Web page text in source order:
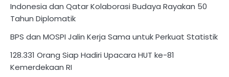
Indonesia dan Qatar Kolaborasi Budaya Rayakan 50
Tahun Diplomatik
BPS dan MOSPI Jalin Kerja Sama untuk Perkuat Statistik
128.331 Orang Siap Hadiri Upacara HUT ke-81
Kemerdekaan RI